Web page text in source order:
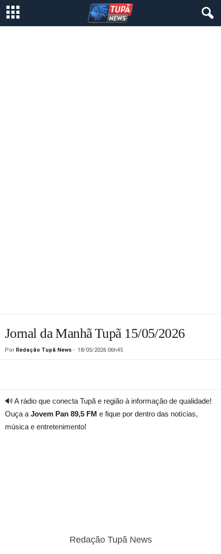
Jornal da Manhã Tupã 15/05/2026
Por Redação Tupã News - 18/05/2026 06h45
🔊 A rádio que conecta Tupã e região à informação de qualidade!
Ouça a Jovem Pan 89,5 FM e fique por dentro das notícias,
música e entretenimento!
Redação Tupã News